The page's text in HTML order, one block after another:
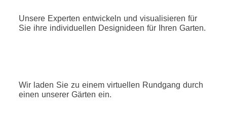
Unsere Experten entwickeln und visualisieren für
Sie ihre individuellen Designideen für Ihren Garten.
Wir laden Sie zu einem virtuellen Rundgang durch
einen unserer Gärten ein.